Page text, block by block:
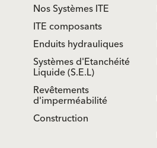
Nos Systèmes ITE
ITE composants
Enduits hydrauliques
Systèmes d'Etanchéité
Liquide (S.E.L)
Revêtements
d'imperméabilité
Construction